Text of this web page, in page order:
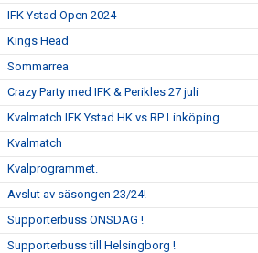
IFK Ystad Open 2024
Kings Head
Sommarrea
Crazy Party med IFK & Perikles 27 juli
Kvalmatch IFK Ystad HK vs RP Linköping
Kvalmatch
Kvalprogrammet.
Avslut av säsongen 23/24!
Supporterbuss ONSDAG !
Supporterbuss till Helsingborg !